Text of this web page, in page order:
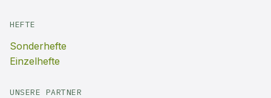
HEFTE
Sonderhefte
Einzelhefte
UNSERE PARTNER